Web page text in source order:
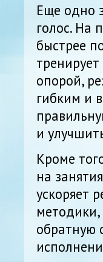
Еще одно
голос. На
быстрее
опорой,
гибким и
и
Кроме
на
ускоряет
обратную